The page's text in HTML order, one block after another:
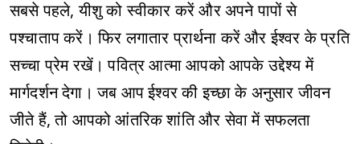
सबसे पहले, यीशु को स्वीकार करें और अपने पापों से
पश्चाताप करें। फिर लगातार प्रार्थना करें और ईश्वर के प्रति
सच्चा प्रेम रखें। पवित्र आत्मा आपको आपके उद्देश्य में
मार्गदर्शन देगा। जब आप ईश्वर की इच्छा के अनुसार जीवन
जीते हैं, तो आपको आंतरिक शांति और सेवा में सफलता